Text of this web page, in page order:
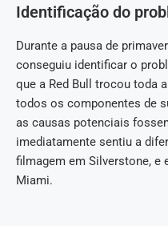
Identificação do
Durante a pausa de
conseguiu identificar o
que a Red Bull trocou toda
todos os componentes de
as causas potenciais
imediatamente sentiu a
filmagem em Silverstone, e
Miami.